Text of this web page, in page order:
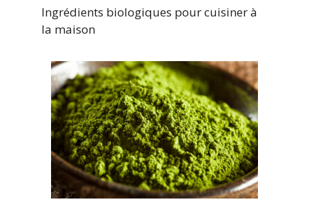
Ingrédients biologiques pour cuisiner à
la maison